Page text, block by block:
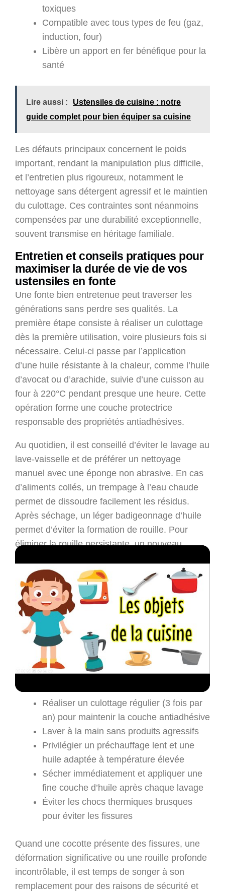
toxiques
Compatible avec tous types de feu (gaz,
induction, four)
Libère un apport en fer bénéfique pour la
santé
Lire aussi :
Ustensiles de cuisine : notre
guide complet pour bien équiper sa cuisine
Les défauts principaux concernent le poids
important, rendant la manipulation plus difficile,
et l’entretien plus rigoureux, notamment le
nettoyage sans détergent agressif et le maintien
du culottage. Ces contraintes sont néanmoins
compensées par une durabilité exceptionnelle,
souvent transmise en héritage familiale.
Entretien et conseils pratiques pour
maximiser la durée de vie de vos
ustensiles en fonte
Une fonte bien entretenue peut traverser les
générations sans perdre ses qualités. La
première étape consiste à réaliser un culottage
dès la première utilisation, voire plusieurs fois si
nécessaire. Celui-ci passe par l’application
d’une huile résistante à la chaleur, comme l’huile
d’avocat ou d’arachide, suivie d’une cuisson au
four à 220°C pendant presque une heure. Cette
opération forme une couche protectrice
responsable des propriétés antiadhésives.
Au quotidien, il est conseillé d’éviter le lavage au
lave-vaisselle et de préférer un nettoyage
manuel avec une éponge non abrasive. En cas
d’aliments collés, un trempage à l’eau chaude
permet de dissoudre facilement les résidus.
Après séchage, un léger badigeonnage d’huile
permet d’éviter la formation de rouille. Pour
éliminer la rouille persistante, un nouveau
Concernant la cuisson, la méthode adéquate
implique un préchauffage prolongé de la poêle
avant d’ajouter l’huile puis les aliments. Ce
geste évite que les ingrédients n’accrochent.
Une cuisson surveillée garantit des résultats
parfaits, notamment avec les viandes saisies qui
se décollent naturellement lorsque la croûte est
Réaliser un culottage régulier (3 fois par
an) pour maintenir la couche antiadhésive
Laver à la main sans produits agressifs
Privilégier un préchauffage lent et une
huile adaptée à température élevée
Sécher immédiatement et appliquer une
fine couche d’huile après chaque lavage
Éviter les chocs thermiques brusques
pour éviter les fissures
Quand une cocotte présente des fissures, une
déformation significative ou une rouille profonde
incontrôlable, il est temps de songer à son
remplacement pour des raisons de sécurité et